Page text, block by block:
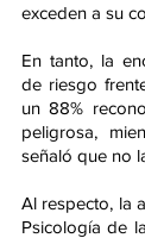
exceden a su
En tanto, la
de riesgo
un 88%
peligrosa,
señaló que no
Al respecto, la
Psicología de